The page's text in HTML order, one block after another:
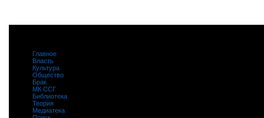
Главное
Власть
Культура
Общество
Брак
МК ССГ
Библиотека
Теория
Медиатека